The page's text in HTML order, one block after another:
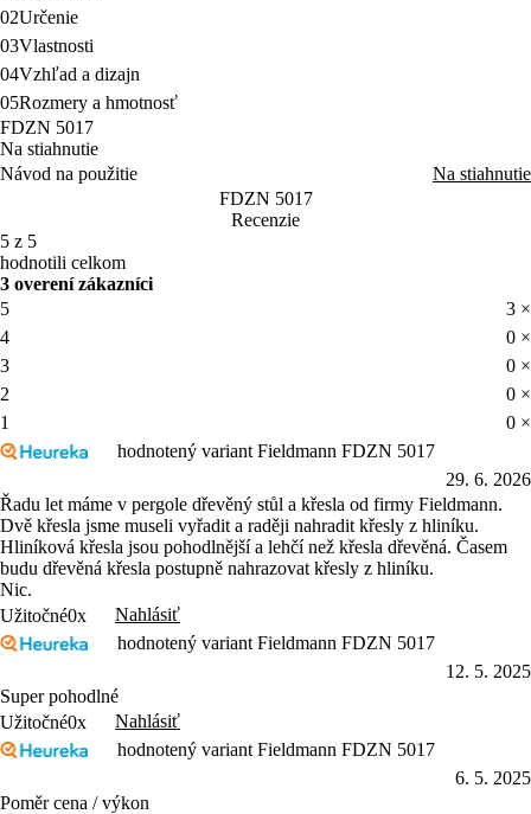
02Určenie
03Vlastnosti
04Vzhľad a dizajn
05Rozmery a hmotnosť
FDZN 5017
Na stiahnutie
Návod na použitie
Na stiahnutie
FDZN 5017
Recenzie
5 z 5
hodnotili celkom
3 overení zákazníci
5
3 ×
4
0 ×
3
0 ×
2
0 ×
1
0 ×
hodnotený variant Fieldmann FDZN 5017
29. 6. 2026
Řadu let máme v pergole dřevěný stůl a křesla od firmy Fieldmann.
Dvě křesla jsme museli vyřadit a raději nahradit křesly z hliníku.
Hliníková křesla jsou pohodlnější a lehčí než křesla dřevěná. Časem
budu dřevěná křesla postupně nahrazovat křesly z hliníku.
Nic.
Užitočné0x
Nahlásiť
hodnotený variant Fieldmann FDZN 5017
12. 5. 2025
Super pohodlné
Užitočné0x
Nahlásiť
hodnotený variant Fieldmann FDZN 5017
6. 5. 2025
Poměr cena / výkon